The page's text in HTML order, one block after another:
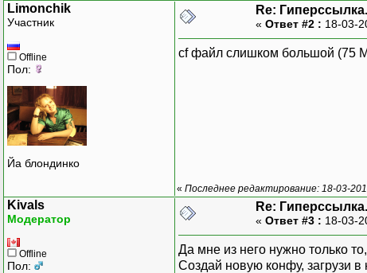
Limonchik
Участник
Offline
Пол:
Йа блондинко
Re: Гиперссылка.
« Ответ #2 : 18-03-
cf файл слишком большой (75
« Последнее редактирование: 18-03-
Kivals
Модератор
Offline
Пол:
Re: Гиперссылка.
« Ответ #3 : 18-03-
Да мне из него нужно только
Создай новую конфу, загрузи